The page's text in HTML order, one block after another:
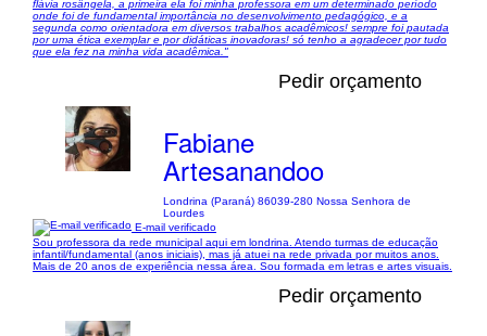
flávia rosângela, a primeira ela foi minha professora em um determinado período
onde foi de fundamental importância no desenvolvimento pedagógico, e a
segunda como orientadora em diversos trabalhos acadêmicos! sempre foi pautada
por uma ética exemplar e por didáticas inovadoras! só tenho a agradecer por tudo
que ela fez na minha vida acadêmica."
Pedir orçamento
Fabiane
Artesanandoo
Londrina (Paraná) 86039-280 Nossa Senhora de
Lourdes
E-mail verificado
Sou professora da rede municipal aqui em londrina. Atendo turmas de educação
infantil/fundamental (anos iniciais), mas já atuei na rede privada por muitos anos.
Mais de 20 anos de experiência nessa área. Sou formada em letras e artes visuais.
Pedir orçamento